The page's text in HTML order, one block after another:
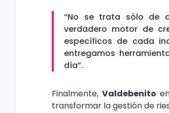
“No se trata sólo de
verdadero motor de
específicos de cada
entregamos
día”.
Finalmente,Valdebenito
transformar la gestión de